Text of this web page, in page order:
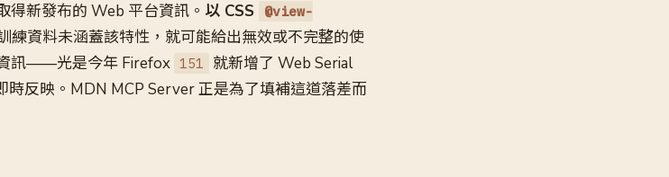
得新發布的 Web 平台資訊。 以 CSS
@view-
練資料未涵蓋該特性，就可能給出無效或不完整的使
訊——光是今年 Firefox 151
就新增了 Web Serial
反映。MDN MCP Server 正是為了填補這道落差而